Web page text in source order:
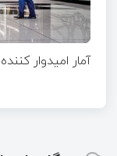
آمار امیدوار کننده